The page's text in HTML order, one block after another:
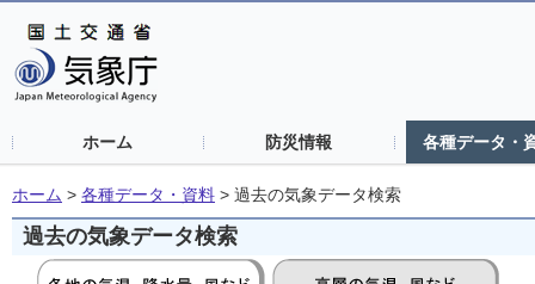
ホーム 防災情報 各種データ・
ホーム > 各種データ・資料 > 過去の気象データ検索
過去の気象データ検索